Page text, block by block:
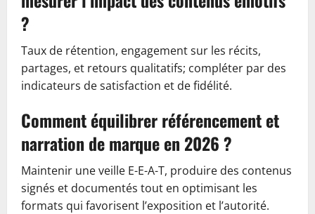
?
Taux de rétention, engagement sur les récits,
partages, et retours qualitatifs; compléter par des
indicateurs de satisfaction et de fidélité.
Comment équilibrer référencement et
narration de marque en 2026 ?
Maintenir une veille E-E-A-T, produire des contenus
signés et documentés tout en optimisant les
formats qui favorisent l’exposition et l’autorité.